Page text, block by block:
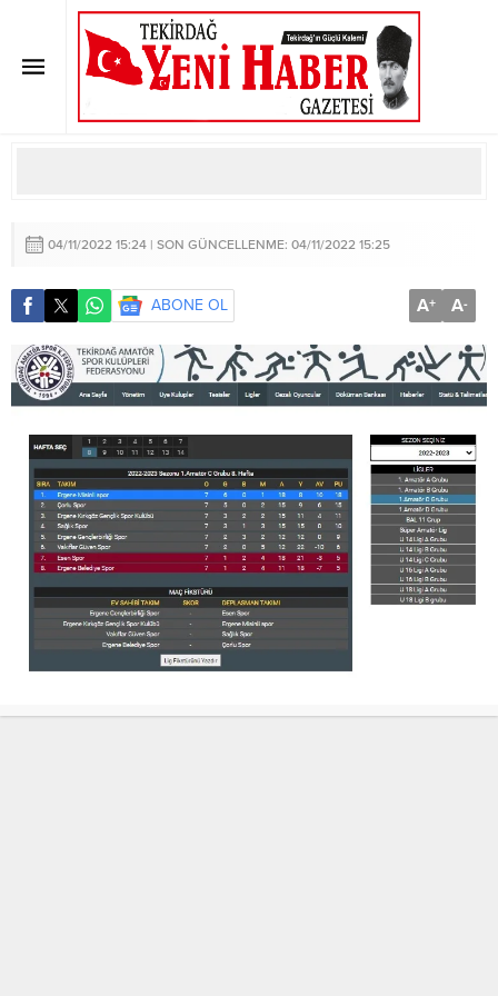
AMATÖR KÜME C GRUBU PUAN
DURUMU VE HAFTANIN MAÇLARI
AMATÖR KÜME C GRUBU PUAN DURUMU VE HAFTANIN
MAÇLARI
04/11/2022 15:24 | SON GÜNCELLENME: 04/11/2022 15:25
ABONE OL A+ A-